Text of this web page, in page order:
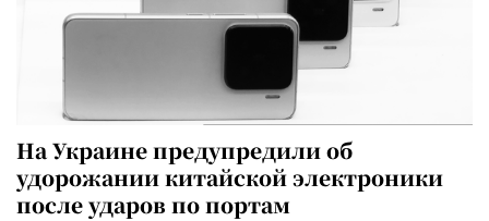
На Украине предупредили об
удорожании китайской электроники
после ударов по портам